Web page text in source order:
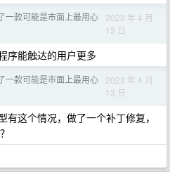
一款可能是市面上最用心
2023 年 4 月
13 日
序能触达的用户更多
一款可能是市面上最用心
2023 年 4 月
13 日
有这个情况，做了一个补丁修复，